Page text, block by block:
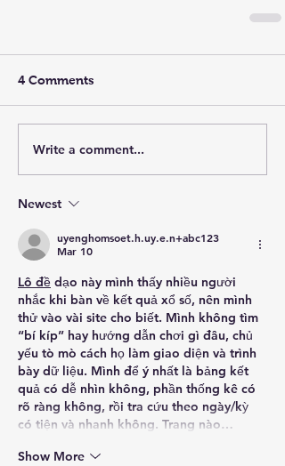
4 Comments
Write a comment...
Newest
uyenghomsoet.h.uy.e.n+abc123
Mar 10
Lô đề dạo này mình thấy nhiều người
nhắc khi bàn về kết quả xổ số, nên mình
thử vào vài site cho biết. Mình không tìm
“bí kíp” hay hướng dẫn chơi gì đâu, chủ
yếu tò mò cách họ làm giao diện và trình
bày dữ liệu. Mình để ý nhất là bảng kết
quả có dễ nhìn không, phần thống kê có
rõ ràng không, rồi tra cứu theo ngày/kỳ
có tiện và nhanh không. Trang nào…
Show More